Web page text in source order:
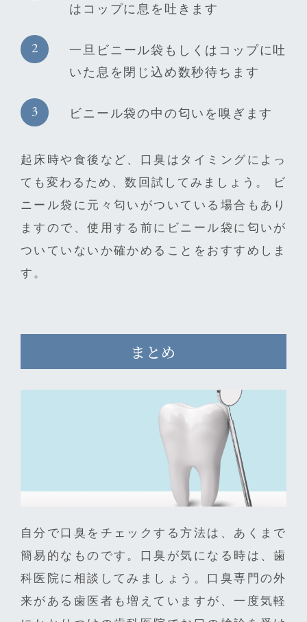
はコップに息を吐きます
一旦ビニール袋もしくはコップに吐
いた息を閉じ込め数秒待ちます
ビニール袋の中の匂いを嗅ぎます
起床時や食後など、口臭はタイミングによっ
ても変わるため、数回試してみましょう。 ビ
ニール袋に元々匂いがついている場合もあり
ますので、使用する前にビニール袋に匂いが
ついていないか確かめることをおすすめしま
す。
まとめ
自分で口臭をチェックする方法は、あくまで
簡易的なものです。口臭が気になる時は、歯
科医院に相談してみましょう。口臭専門の外
来がある歯医者も増えていますが、一度気軽